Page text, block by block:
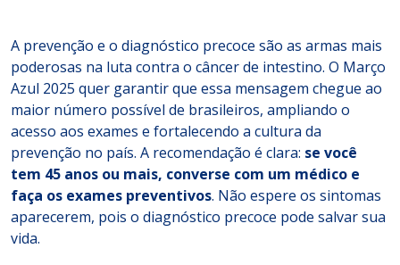
A prevenção e o diagnóstico precoce são as armas mais
poderosas na luta contra o câncer de intestino. O Março
Azul 2025 quer garantir que essa mensagem chegue ao
maior número possível de brasileiros, ampliando o
acesso aos exames e fortalecendo a cultura da
prevenção no país. A recomendação é clara: se você
tem 45 anos ou mais, converse com um médico e
faça os exames preventivos. Não espere os sintomas
aparecerem, pois o diagnóstico precoce pode salvar sua
vida.